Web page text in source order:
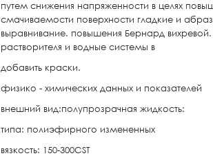
путем снижения напряженности в целях
смачиваемости поверхности гладкие и
выравнивание. повышения Бернард
растворителя и водные системы в
добавить краски.
физико - химических данных и показателей
внешний вид:полупрозрачная жидкость:
типа: полиэфирного измененных
вязкость: 150-300CST